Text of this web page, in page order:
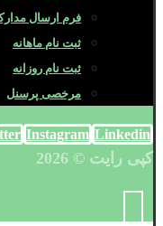
فرم ارسال
ثبت نام ماهانه
ثبت نام روزانه
مرخصی پرسنل
Instagram Linkedin
کپی رایت © 2026